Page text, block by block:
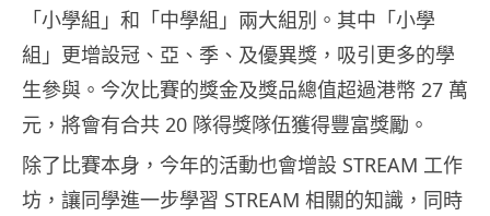
「小學組」和「中學組」兩大組別。其中「小學
組」更增設冠、亞、季、及優異獎，吸引更多的學
生參與。今次比賽的獎金及獎品總值超過港幣 27 萬
元，將會有合共 20 隊得獎隊伍獲得豐富獎勵。
除了比賽本身，今年的活動也會增設 STREAM 工作
坊，讓同學進一步學習 STREAM 相關的知識，同時